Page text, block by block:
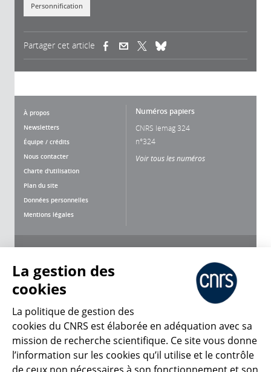
Personnification
Partager cet article (link is external)(link is external)
À propos
Newsletters
Équipe / crédits
Nous contacter
Charte d'utilisation
Plan du site
Données personnelles
Mentions légales
Numéros papiers
CNRS lemag 324
n°324
Voir tous les numéros
Nous suivre Partager
CNRS Le Mag
La gestion des
cookies
La politique de gestion des
cookies du CNRS est élaborée en adéquation avec sa
mission de recherche scientifique. Ce site vous donne
l’information sur les cookies qu’il utilise et le contrôle